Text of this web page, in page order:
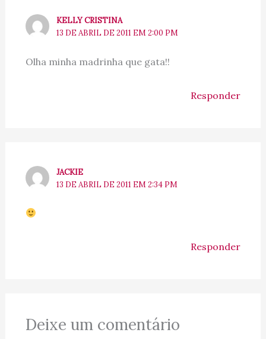
KELLY CRISTINA
13 DE ABRIL DE 2011 EM 2:00 PM
Olha minha madrinha que gata!!
Responder
JACKIE
13 DE ABRIL DE 2011 EM 2:34 PM
Responder
Deixe um comentário